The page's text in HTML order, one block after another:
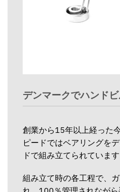
デンマークでハンド
創業から15年以上経った
ピードではベアリングを
ドで組み立てられています
組み立て時の各工程で、